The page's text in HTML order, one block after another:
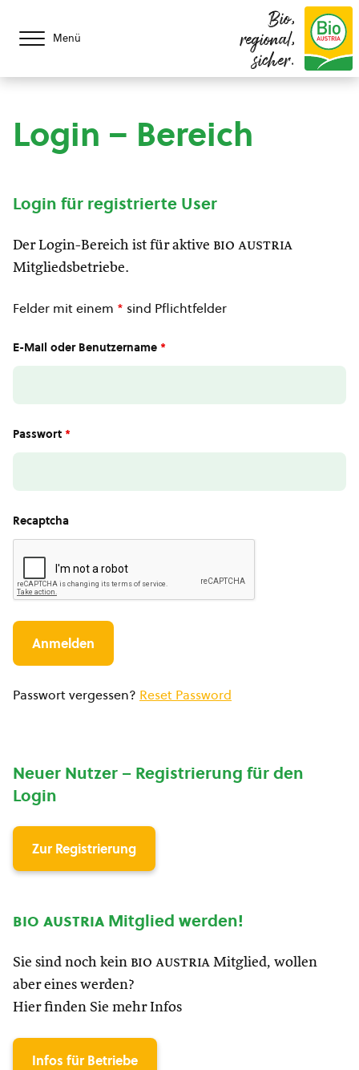
Menü
Bio,
regional,
sicher.
Login – Bereich
Login für registrierte User
Der Login-Bereich ist für aktive bio austria
Mitgliedsbetriebe.
Felder mit einem * sind Pflichtfelder
E-Mail oder Benutzername *
Passwort *
Recaptcha
Passwort vergessen? Reset Password
Neuer Nutzer – Registrierung für den
Login
Zur Registrierung
bio austria Mitglied werden!
Sie sind noch kein bio austria Mitglied, wollen
aber eines werden?
Hier finden Sie mehr Infos
Infos für Betriebe